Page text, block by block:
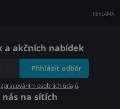
REKLAMA
a akčních nabídek
Přihlásit odběr
zpracováním osobních údajů.
nás na sítích